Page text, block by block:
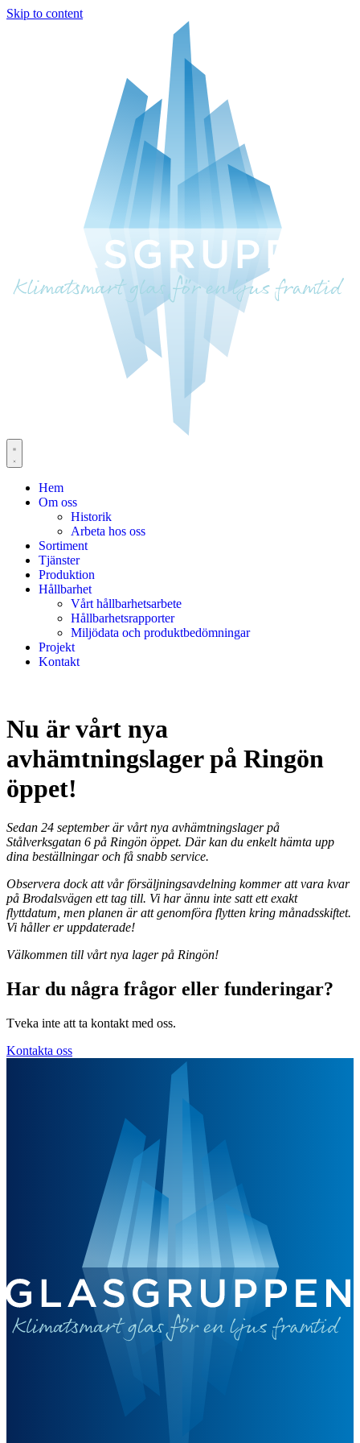
Skip to content
Hem
Om oss
Historik
Arbeta hos oss
Sortiment
Tjänster
Produktion
Hållbarhet
Vårt hållbarhetsarbete
Hållbarhetsrapporter
Miljödata och produktbedömningar
Projekt
Kontakt
Nu är vårt nya
avhämtningslager på Ringön
öppet!
Sedan 24 september är vårt nya avhämtningslager på
Stålverksgatan 6 på Ringön öppet. Där kan du enkelt hämta upp
dina beställningar och få snabb service.
Observera dock att vår försäljningsavdelning kommer att vara kvar
på Brodalsvägen ett tag till. Vi har ännu inte satt ett exakt
flyttdatum, men planen är att genomföra flytten kring månadsskiftet.
Vi håller er uppdaterade!
Välkommen till vårt nya lager på Ringön!
Har du några frågor eller funderingar?
Tveka inte att ta kontakt med oss.
Kontakta oss